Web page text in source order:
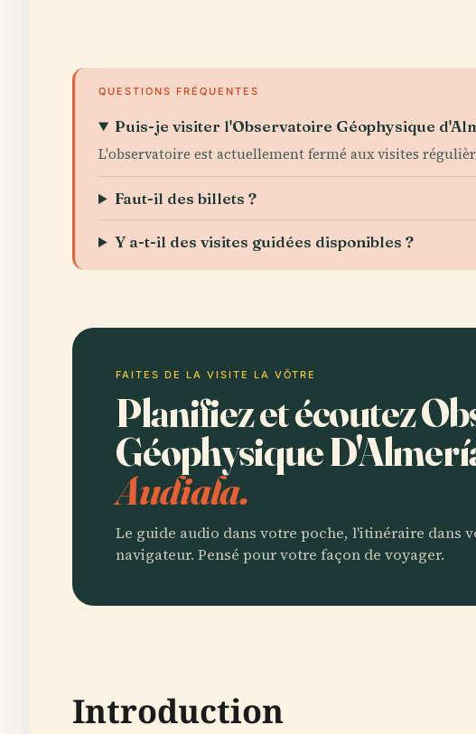
QUESTIONS FRÉQUENTES
Puis-je visiter l'Observatoire Géophysique
L'observatoire est actuellement fermé aux visites
Faut-il des billets ?
Y a-t-il des visites guidées disponibles ?
FAITES DE LA VISITE LA VÔTRE
Planifiez et écoutez
Géophysique
Audiala.
Le guide audio dans votre poche, l'itinéraire dans
navigateur. Pensé pour votre façon de voyager.
Introduction